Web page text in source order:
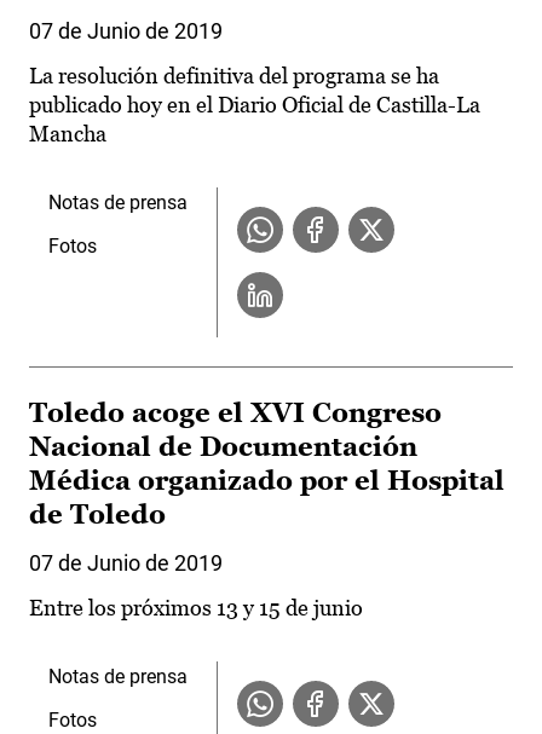
07 de Junio de 2019
La resolución definitiva del programa se ha
publicado hoy en el Diario Oficial de Castilla-La
Mancha
Notas de prensa
Fotos
Toledo acoge el XVI Congreso
Nacional de Documentación
Médica organizado por el Hospital
de Toledo
07 de Junio de 2019
Entre los próximos 13 y 15 de junio
Notas de prensa
Fotos